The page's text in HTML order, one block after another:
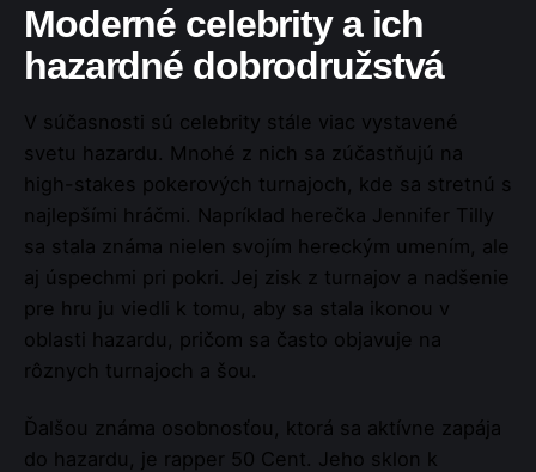
Moderné celebrity a ich
hazardné dobrodružstvá
V súčasnosti sú celebrity stále viac vystavené
svetu hazardu. Mnohé z nich sa zúčastňujú na
high-stakes pokerových turnajoch, kde sa stretnú s
najlepšími hráčmi. Napríklad herečka Jennifer Tilly
sa stala známa nielen svojím hereckým umením, ale
aj úspechmi pri pokri. Jej zisk z turnajov a nadšenie
pre hru ju viedli k tomu, aby sa stala ikonou v
oblasti hazardu, pričom sa často objavuje na
rôznych turnajoch a šou.
Ďalšou známa osobnosťou, ktorá sa aktívne zapája
do hazardu, je rapper 50 Cent. Jeho sklon k